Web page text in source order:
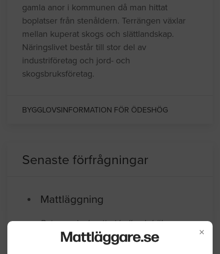
×
gamla anor i kommunen då man hittat
boplatser från stenåldern. Terrängen växlar
mellan kuperat skogs och slättlandskap.
Näringslivet består till stor del av
industriföretag och jord- och
skogsbruksföretag.
BYGGLOVSINFORMATION FÖR ÖDESHÖG
Senaste förfrågningar
Mattläggning
Byte av vinylmatta i hall och kök, ca
30m2 Matta Tarkett Cottage Stone